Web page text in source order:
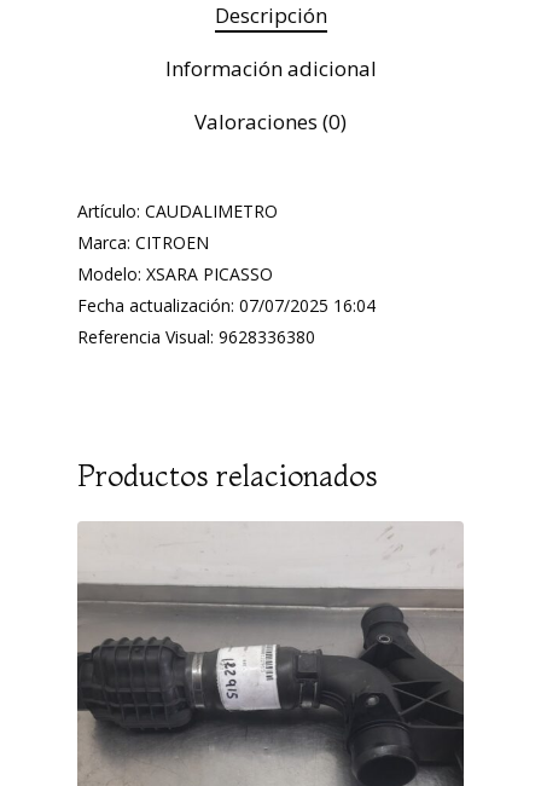
Descripción
Información adicional
Valoraciones (0)
Artículo: CAUDALIMETRO
Marca: CITROEN
Modelo: XSARA PICASSO
Fecha actualización: 07/07/2025 16:04
Referencia Visual: 9628336380
Productos relacionados